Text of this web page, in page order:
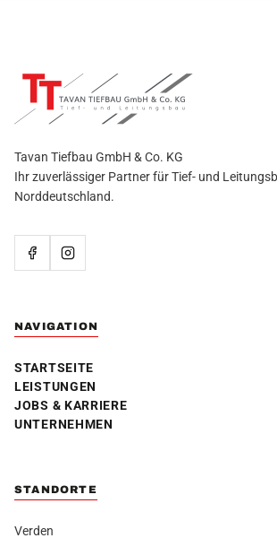
Tavan Tiefbau GmbH & Co. KG
Ihr zuverlässiger Partner für Tief- und
Norddeutschland.
NAVIGATION
STARTSEITE
LEISTUNGEN
JOBS & KARRIERE
UNTERNEHMEN
STANDORTE
Verden